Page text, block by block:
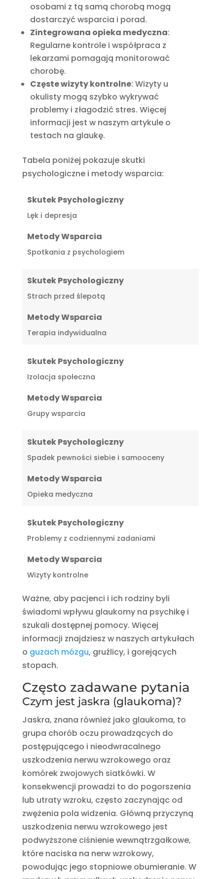
osobami z tą samą chorobą mogą
dostarczyć wsparcia i porad.
Zintegrowana opieka medyczna:
Regularne kontrole i współpraca z
lekarzami pomagają monitorować
chorobę.
Częste wizyty kontrolne: Wizyty u
okulisty mogą szybko wykrywać
problemy i złagodzić stres. Więcej
informacji jest w naszym artykule o
testach na glaukę.
Tabela poniżej pokazuje skutki
psychologiczne i metody wsparcia:
Skutek Psychologiczny
Lęk i depresja
Metody Wsparcia
Spotkania z psychologiem
Skutek Psychologiczny
Strach przed ślepotą
Metody Wsparcia
Terapia indywidualna
Skutek Psychologiczny
Izolacja społeczna
Metody Wsparcia
Grupy wsparcia
Skutek Psychologiczny
Spadek pewności siebie i samooceny
Metody Wsparcia
Opieka medyczna
Skutek Psychologiczny
Problemy z codziennymi zadaniami
Metody Wsparcia
Wizyty kontrolne
Ważne, aby pacjenci i ich rodziny byli
świadomi wpływu glaukomy na psychikę i
szukali dostępnej pomocy. Więcej
informacji znajdziesz w naszych artykułach
o guzach mózgu, gruźlicy, i gorejących
stopach.
Często zadawane pytania
Czym jest jaskra (glaukoma)?
Jaskra, znana również jako glaukoma, to
grupa chorób oczu prowadzących do
postępującego i nieodwracalnego
uszkodzenia nerwu wzrokowego oraz
komórek zwojowych siatkówki. W
konsekwencji prowadzi to do pogorszenia
lub utraty wzroku, często zaczynając od
zwężenia pola widzenia. Główną przyczyną
uszkodzenia nerwu wzrokowego jest
podwyższone ciśnienie wewnątrzgałkowe,
które naciska na nerw wzrokowy,
powodując jego stopniowe obumieranie. W